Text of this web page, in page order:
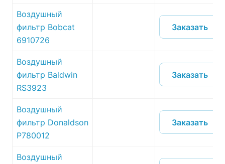
Воздушный
фильтр Bobcat
6910726
Заказать
Воздушный
фильтр Baldwin
RS3923
Заказать
Воздушный
фильтр Donaldson
P780012
Заказать
Воздушный